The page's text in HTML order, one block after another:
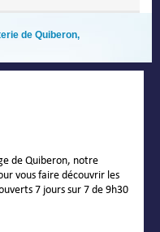
de Quiberon,
de Quiberon, notre
vous faire découvrir les
7 jours sur 7 de 9h30